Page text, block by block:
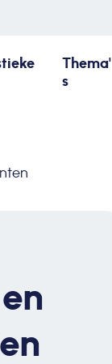
Thema'
s